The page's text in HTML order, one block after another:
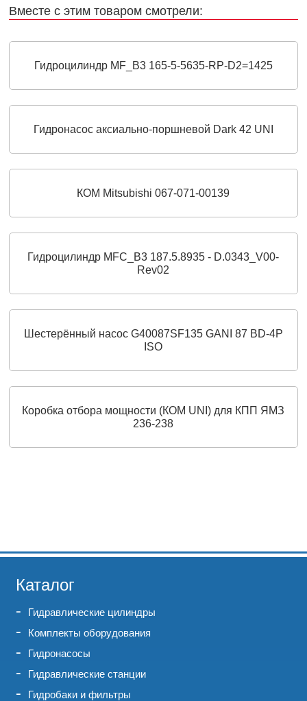
Вместе с этим товаром смотрели:
Гидроцилиндр MF_B3 165-5-5635-RP-D2=1425
Гидронасос аксиально-поршневой Dark 42 UNI
КОМ Mitsubishi 067-071-00139
Гидроцилиндр MFC_B3 187.5.8935 - D.0343_V00-
Rev02
Шестерённый насос G40087SF135 GANI 87 BD-4P
ISO
Коробка отбора мощности (КОМ UNI) для КПП ЯМЗ
236-238
Каталог
Гидравлические цилиндры
Комплекты оборудования
Гидронасосы
Гидравлические станции
Гидробаки и фильтры